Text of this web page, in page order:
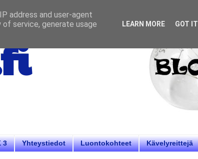
3 Yhteystiedot Luontokohteet Kävelyreittejä
address and user-agent
service, generate usage
LEARN MORE GOT IT